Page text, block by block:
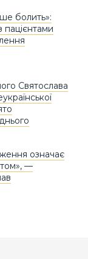
болить»:
пацієнтами
Святослава
означає
—